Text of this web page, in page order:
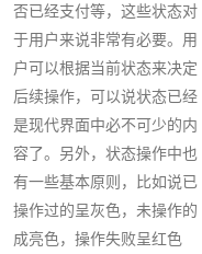
否已经支付等，这些状态对
于用户来说非常有必要。用
户可以根据当前状态来决定
后续操作，可以说状态已经
是现代界面中必不可少的内
容了。另外，状态操作中也
有一些基本原则，比如说已
操作过的呈灰色，未操作的
成亮色，操作失败呈红色